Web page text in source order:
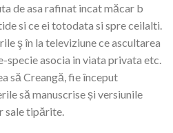
de asa rafinat incat măcar b
si ce ei totodata si spre ceilalti.
ş în la televiziune ce ascultarea
asocia in viata privata etc.
să Creangă, fie început
să manuscrise și versiunile
sale tipărite.